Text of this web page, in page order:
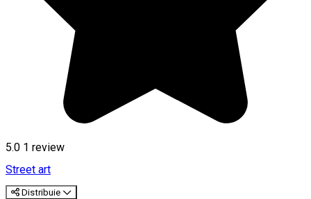
5.0 1 review
Street art
Distribuie